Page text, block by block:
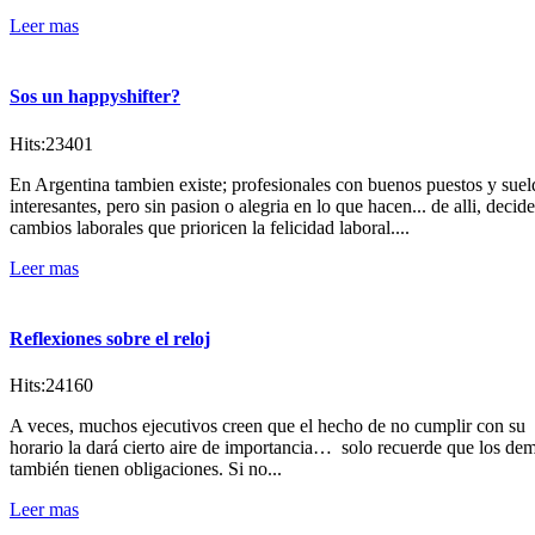
Leer mas
Sos un happyshifter?
Hits:23401
En Argentina tambien existe; profesionales con buenos puestos y
interesantes, pero sin pasion o alegria en lo que hacen... de alli,
cambios laborales que prioricen la felicidad laboral....
Leer mas
Reflexiones sobre el reloj
Hits:24160
A veces, muchos ejecutivos creen que el hecho de no cumplir con su
horario la dará cierto aire de importancia… solo recuerde que los
también tienen obligaciones. Si no...
Leer mas